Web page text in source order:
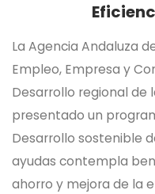
La Agencia Andaluza
Empleo, Empresa y
Desarrollo regional de
presentado un
Desarrollo sostenible
ayudas contempla
ahorro y mejora de la